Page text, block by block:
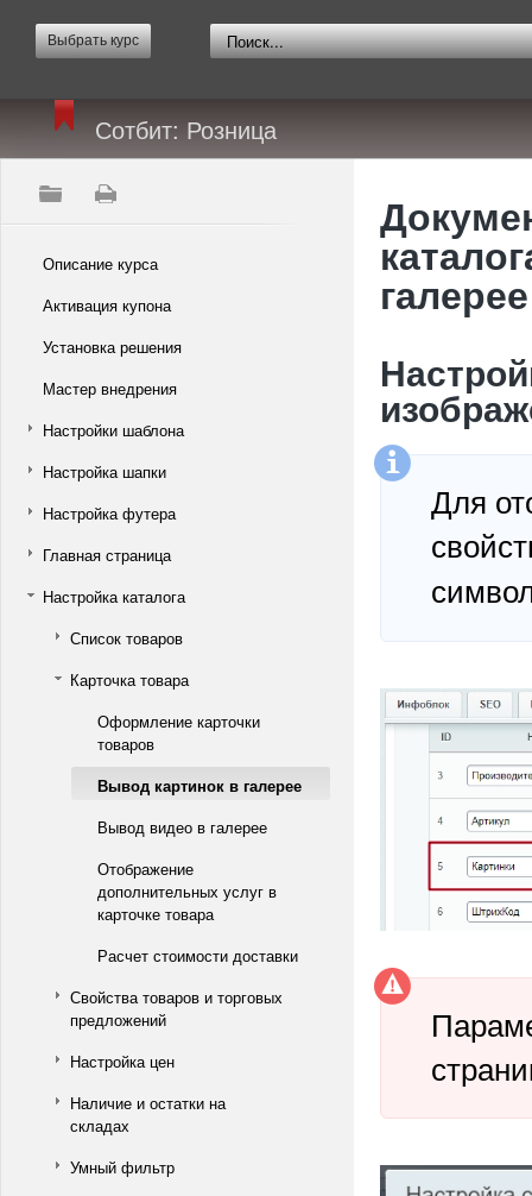
Выбрать курс
Сотбит: Розница
Описание курса
Активация купона
Установка решения
Мастер внедрения
Настройки шаблона
Настройка шапки
Настройка футера
Главная страница
Настройка каталога
Список товаров
Карточка товара
Оформление карточки
товаров
Вывод картинок в галерее
Вывод видео в галерее
Отображение
дополнительных услуг в
карточке товара
Расчет стоимости доставки
Свойства товаров и торговых
предложений
Настройка цен
Наличие и остатки на
складах
Умный фильтр
галерее
Для